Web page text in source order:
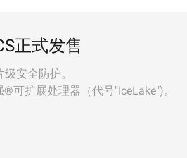
正式发售
安全防护。
可扩展处理器（代号"IceLake")。